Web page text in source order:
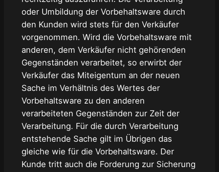
oder Umbildung der Vorbehaltsware durch
den Kunden wird stets für den Verkäufer
vorgenommen. Wird die Vorbehaltsware mit
anderen, dem Verkäufer nicht gehörenden
Gegenständen verarbeitet, so erwirbt der
Verkäufer das Miteigentum an der neuen
Sache im Verhältnis des Wertes der
Vorbehaltsware zu den anderen
verarbeiteten Gegenständen zur Zeit der
Verarbeitung. Für die durch Verarbeitung
entstehende Sache gilt im Übrigen das
gleiche wie für die Vorbehaltsware. Der
Kunde tritt auch die Forderung zur Sicherung